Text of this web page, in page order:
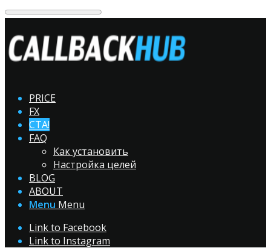
PRICE
FX
CTA!
FAQ
Как установить
Настройка целей
BLOG
ABOUT
Menu Menu
Link to Facebook
Link to Instagram